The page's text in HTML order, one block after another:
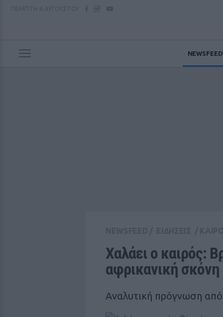
NEWSFEED
Χαλάει ο καιρός:
αφρικανική σκόνη
Αναλυτική πρόγνωση